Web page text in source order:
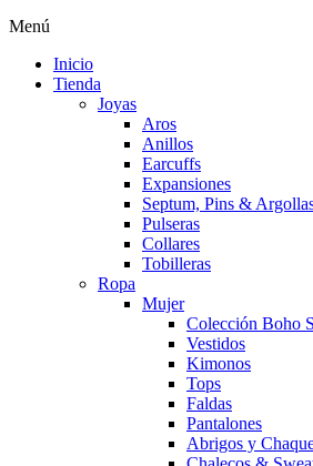
Menú
Inicio
Tienda
Joyas
Aros
Anillos
Earcuffs
Expansiones
Septum, Pins &
Pulseras
Collares
Tobilleras
Ropa
Mujer
Colección Boho
Vestidos
Kimonos
Tops
Faldas
Pantalones
Abrigos y